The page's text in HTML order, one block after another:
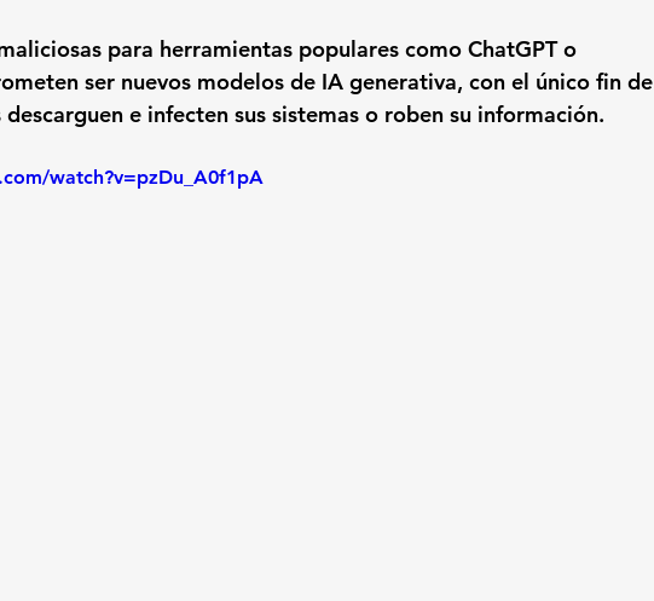
para herramientas populares como ChatGPT o
ser nuevos modelos de IA generativa, con el único fin de
e infecten sus sistemas o roben su información.
watch?v=pzDu_A0f1pA